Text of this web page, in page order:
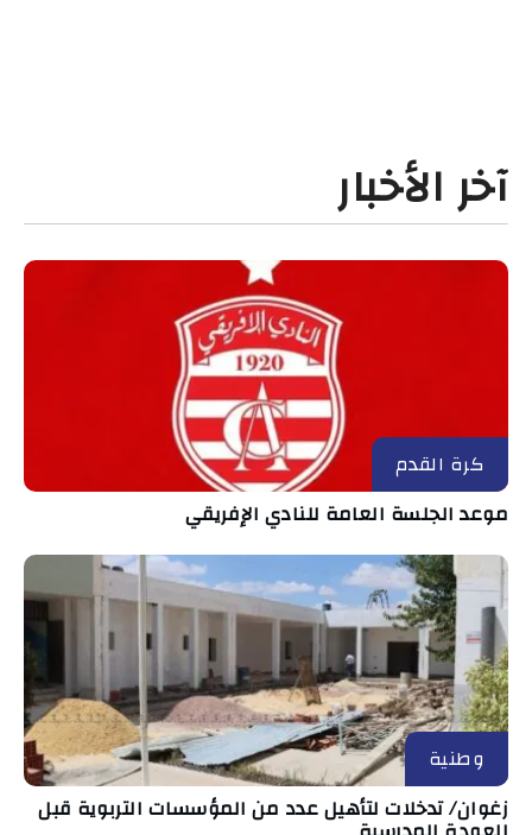
آخر الأخبار
كرة القدم
موعد الجلسة العامة للنادي الإفريقي
وطنية
زغوان/ تدخلات لتأهيل عدد من المؤسسات التربوية قبل